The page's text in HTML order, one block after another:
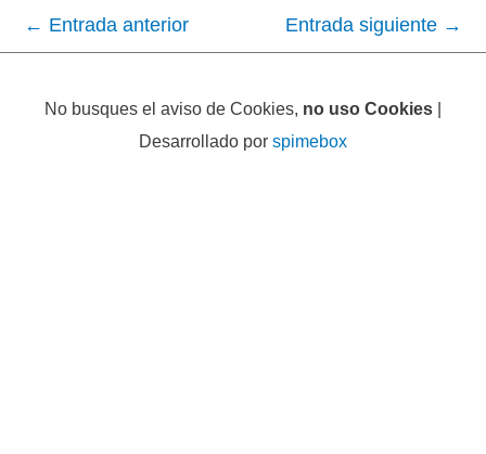
← Entrada anterior Entrada siguiente →
No busques el aviso de Cookies, no uso Cookies |
Desarrollado por spimebox